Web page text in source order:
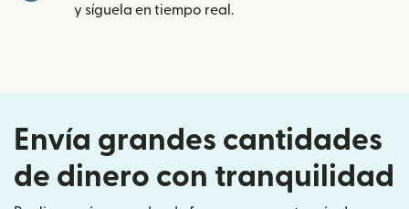
y síguela en tiempo real.
Envía grandes cantidades
de dinero con tranquilidad